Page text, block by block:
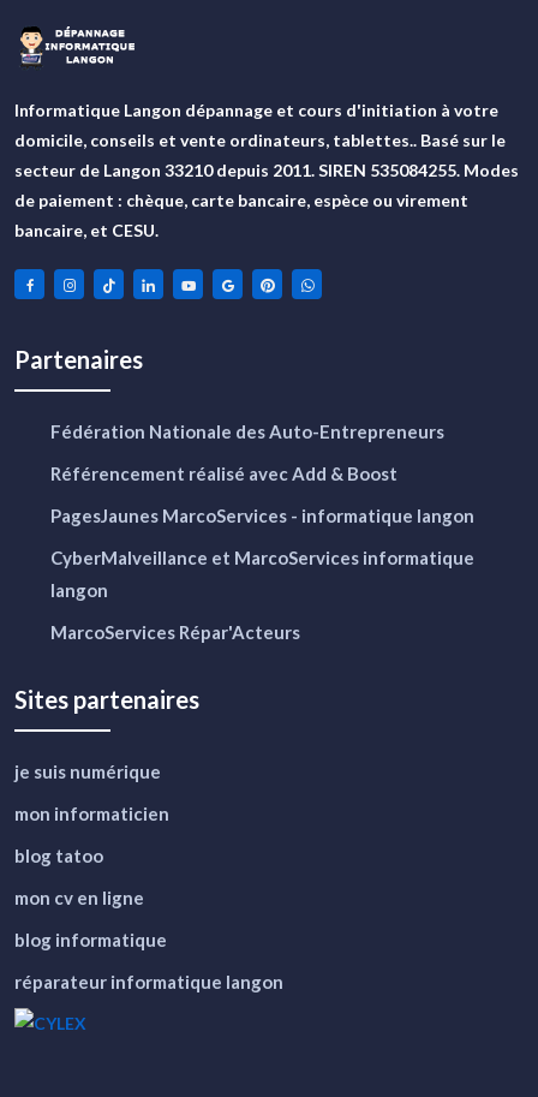
Informatique Langon dépannage et cours d'initiation à votre
domicile, conseils et vente ordinateurs, tablettes.. Basé sur le
secteur de Langon 33210 depuis 2011. SIREN 535084255. Modes
de paiement : chèque, carte bancaire, espèce ou virement
bancaire, et CESU.
Partenaires
Fédération Nationale des Auto-Entrepreneurs
Référencement réalisé avec Add & Boost
PagesJaunes MarcoServices - informatique langon
CyberMalveillance et MarcoServices informatique
langon
MarcoServices Répar'Acteurs
Sites partenaires
je suis numérique
mon informaticien
blog tatoo
mon cv en ligne
blog informatique
réparateur informatique langon